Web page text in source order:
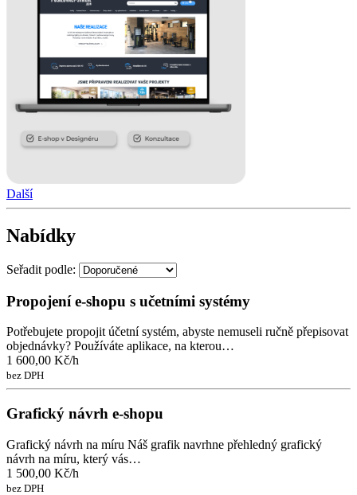
Další
Nabídky
Seřadit podle:
Propojení e-shopu s učetními systémy
Potřebujete propojit účetní systém, abyste nemuseli ručně přepisovat
objednávky? Používáte aplikace, na kterou…
1 600,00 Kč/h
bez DPH
Grafický návrh e-shopu
Grafický návrh na míru Náš grafik navrhne přehledný grafický
návrh na míru, který vás…
1 500,00 Kč/h
bez DPH